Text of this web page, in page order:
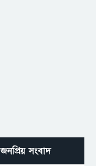
জনপ্রিয় সংবাদ